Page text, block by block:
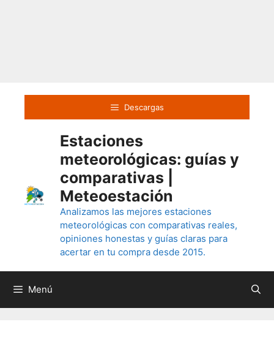
contenido
Descargas
Estaciones
meteorológicas: guías y
comparativas |
Meteoestación
Analizamos las mejores estaciones
meteorológicas con comparativas reales,
opiniones honestas y guías claras para
acertar en tu compra desde 2015.
Menú